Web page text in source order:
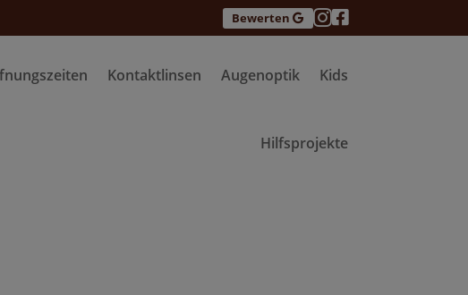
Bewerten 
Kontaktlinsen Augenoptik Kids
Hilfsprojekte